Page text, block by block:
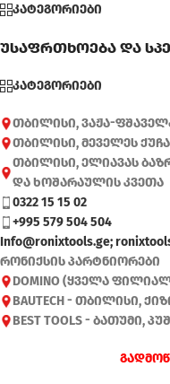
კატეგორიები
უსაფრთხოება და
კატეგორიები
თბილისი, ვაჟა-
თბილისი, მეველეს
თბილისი, ელიავას
და ხოშარაულის კვეთა
0322 15 15 02
+995 579 504 504
Info@ronixtools.ge;
რონიქსის პარტნიორები
DOMINO (ყველა
BAUTECH - თბილისი,
BEST TOOLS - ბათუმი,